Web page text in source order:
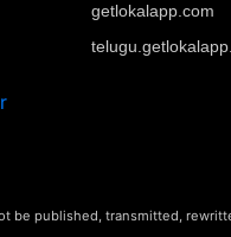
getlokalapp.com
be published, transmitted,